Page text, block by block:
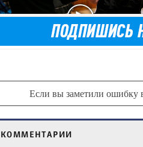
Если вы заметили ошибку
КОММЕНТАРИИ